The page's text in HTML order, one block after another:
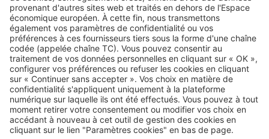
Déménagement écoresponsable :
comment limiter son impact
environnemental ?
SeLoger c'est aussi